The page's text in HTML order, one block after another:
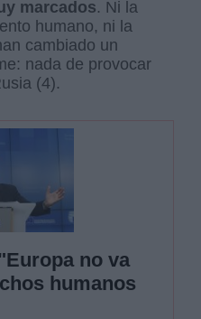
marcados. Ni la
humano, ni la
cambiado un
nada de provocar
(4).
no va
humanos